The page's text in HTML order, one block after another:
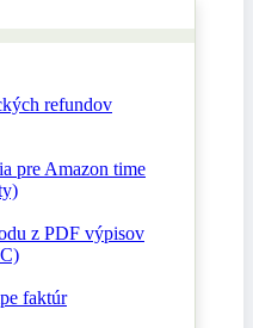
refundov
pre Amazon time
z PDF výpisov
faktúr